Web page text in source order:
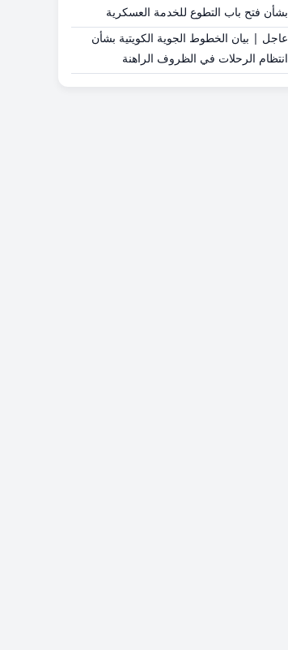
بشأن فتح باب التطوع للخدمة العسكرية
عاجل | بيان الخطوط الجوية الكويتية بشأن
انتظام الرحلات في الظروف الراهنة